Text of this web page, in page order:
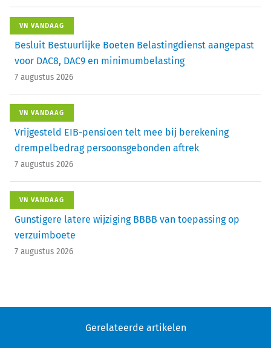
VN VANDAAG
Besluit Bestuurlijke Boeten Belastingdienst aangepast
voor DAC8, DAC9 en minimumbelasting
7 augustus 2026
VN VANDAAG
Vrijgesteld EIB-pensioen telt mee bij berekening
drempelbedrag persoonsgebonden aftrek
7 augustus 2026
VN VANDAAG
Gunstigere latere wijziging BBBB van toepassing op
verzuimboete
7 augustus 2026
Gerelateerde artikelen